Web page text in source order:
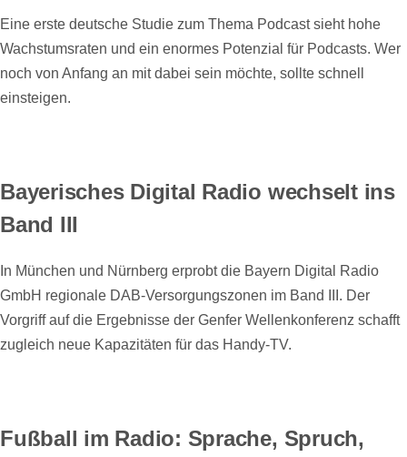
Eine erste deutsche Studie zum Thema Podcast sieht hohe
Wachstumsraten und ein enormes Potenzial für Podcasts. Wer
noch von Anfang an mit dabei sein möchte, sollte schnell
einsteigen.
Bayerisches Digital Radio wechselt ins
Band III
In München und Nürnberg erprobt die Bayern Digital Radio
GmbH regionale DAB-Versorgungszonen im Band III. Der
Vorgriff auf die Ergebnisse der Genfer Wellenkonferenz schafft
zugleich neue Kapazitäten für das Handy-TV.
Fußball im Radio: Sprache, Spruch,